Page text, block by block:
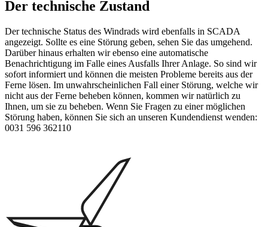
Der technische Zustand
Der technische Status des Windrads wird ebenfalls in SCADA
angezeigt. Sollte es eine Störung geben, sehen Sie das umgehend.
Darüber hinaus erhalten wir ebenso eine automatische
Benachrichtigung im Falle eines Ausfalls Ihrer Anlage. So sind wir
sofort informiert und können die meisten Probleme bereits aus der
Ferne lösen. Im unwahrscheinlichen Fall einer Störung, welche wir
nicht aus der Ferne beheben können, kommen wir natürlich zu
Ihnen, um sie zu beheben. Wenn Sie Fragen zu einer möglichen
Störung haben, können Sie sich an unseren Kundendienst wenden:
0031 596 362110